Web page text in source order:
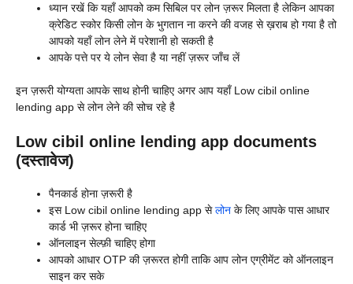
ध्यान रखें कि यहाँ आपको कम सिबिल पर लोन ज़रूर मिलता है लेकिन आपका
क्रेडिट स्कोर किसी लोन के भुगतान ना करने की वजह से ख़राब हो गया है तो
आपको यहाँ लोन लेने में परेशानी हो सकती है
आपके पत्ते पर ये लोन सेवा है या नहीं ज़रूर जाँच लें
इन ज़रूरी योग्यता आपके साथ होनी चाहिए अगर आप यहाँ Low cibil online
lending app से लोन लेने की सोच रहे है
Low cibil online lending app documents
(दस्तावेज)
पैनकार्ड होना ज़रूरी है
इस Low cibil online lending app सेलोन के लिए आपके पास आधार
कार्ड भी ज़रूर होना चाहिए
ऑनलाइन सेल्फ़ी चाहिए होगा
आपको आधार OTP की ज़रूरत होगी ताकि आप लोन एग्रीमेंट को ऑनलाइन
साइन कर सके